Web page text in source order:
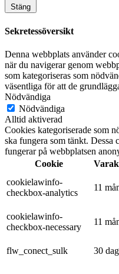
Stäng
Sekretessöversikt
Denna webbplats använder
när du navigerar genom
som kategoriseras som
väsentliga för att de
Nödvändiga
Nödvändiga
Alltid aktiverad
Cookies kategoriserade som
ska fungera som tänkt. Dessa
fungerar på webbplatsen
Cookie
cookielawinfo-
checkbox-analytics
11
cookielawinfo-
checkbox-necessary
11
flw_conect_sulk
30